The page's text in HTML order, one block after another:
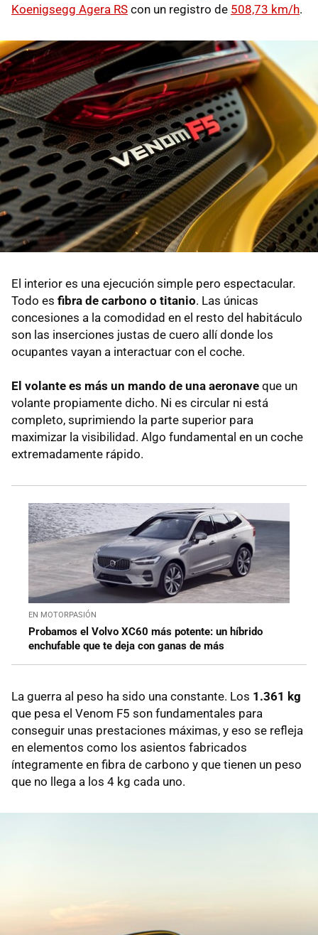
Koenigsegg Agera RS con un registro de 508,73 km/h.
El interior es una ejecución simple pero espectacular.
Todo es fibra de carbono o titanio. Las únicas
concesiones a la comodidad en el resto del habitáculo
son las inserciones justas de cuero allí donde los
ocupantes vayan a interactuar con el coche.
El volante es más un mando de una aeronave que un
volante propiamente dicho. Ni es circular ni está
completo, suprimiendo la parte superior para
maximizar la visibilidad. Algo fundamental en un coche
extremadamente rápido.
EN MOTORPASIÓN
Probamos el Volvo XC60 más potente: un híbrido
enchufable que te deja con ganas de más
La guerra al peso ha sido una constante. Los 1.361 kg
que pesa el Venom F5 son fundamentales para
conseguir unas prestaciones máximas, y eso se refleja
en elementos como los asientos fabricados
íntegramente en fibra de carbono y que tienen un peso
que no llega a los 4 kg cada uno.